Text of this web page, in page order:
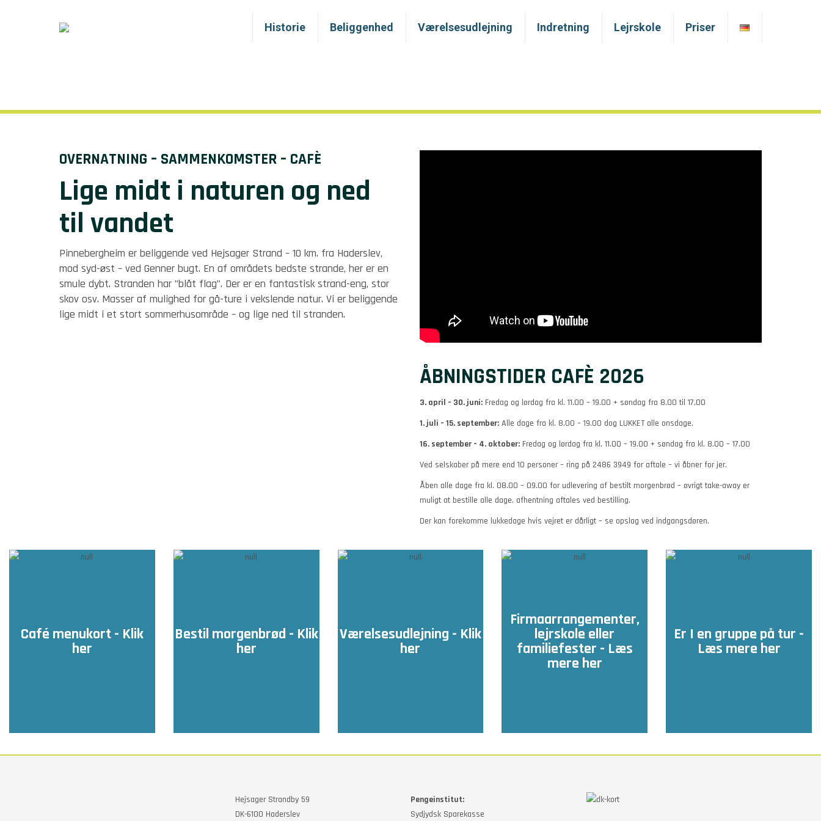
Historie Beliggenhed Værelsesudlejning Indretning Lejrskole Priser
OVERNATNING – SAMMENKOMSTER – CAFÈ
Lige midt i naturen og ned
til vandet
Pinnebergheim er beliggende ved Hejsager Strand – 10 km. fra Haderslev,
mod syd-øst – ved Genner bugt. En af områdets bedste strande, her er en
smule dybt. Stranden har ”blåt flag”. Der er en fantastisk strand-eng, stor
skov osv. Masser af mulighed for gå-ture i vekslende natur. Vi er beliggende
lige midt i et stort sommerhusområde – og lige ned til stranden.
ÅBNINGSTIDER CAFÈ 2026
3. april – 30. juni: Fredag og lørdag fra kl. 11.00 – 19.00 + søndag fra 8,00 til 17,00
1. juli – 15. september: Alle dage fra kl. 8.00 – 19.00 dog LUKKET alle onsdage.
16. september – 4. oktober: Fredag og lørdag fra kl. 11.00 – 19.00 + søndag fra kl. 8.00 – 17.00
Ved selskaber på mere end 10 personer – ring på 2486 3949 for aftale – vi åbner for jer.
Åben alle dage fra kl. 08.00 – 09.00 for udlevering af bestilt morgenbrød – øvrigt take-away er
muligt at bestille alle dage, afhentning aftales ved bestilling.
Der kan forekomme lukkedage hvis vejret er dårligt – se opslag ved indgangsdøren.
Café menukort - Klik
her
Bestil morgenbrød - Klik
her
Værelsesudlejning - Klik
her
Firmaarrangementer,
lejrskole eller
familiefester - Læs
mere her
Er I en gruppe på tur -
Læs mere her
Hejsager Strandby 59
DK-6100 Haderslev
Pengeinstitut:
Sydjydsk Sparekasse